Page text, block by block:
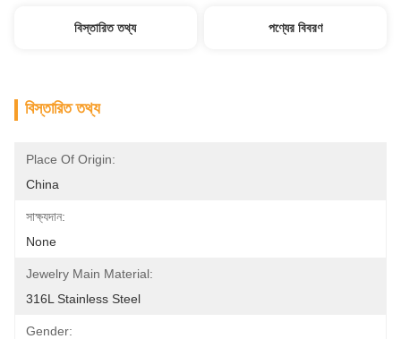
বিস্তারিত তথ্য পণ্যের বিবরণ
বিস্তারিত তথ্য
Place Of Origin:
China
সাক্ষ্যদান:
None
Jewelry Main Material:
316L Stainless Steel
Gender: